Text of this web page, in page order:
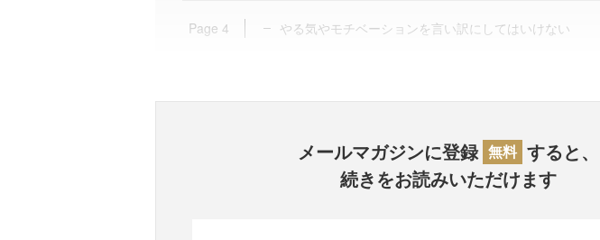
Page 4 やる気やモチベーションを言い訳にしてはいけない
メールマガジンに登録 無料 すると、
続きをお読みいただけます